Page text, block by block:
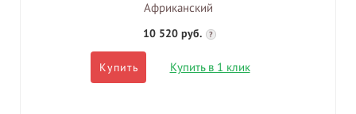
Африканский
10 520 руб. ?
Купить Купить в 1 клик